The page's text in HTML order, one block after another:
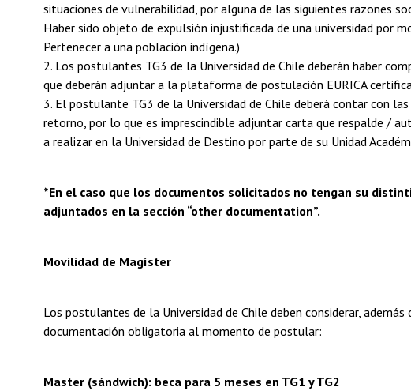
situaciones de vulnerabilidad, por alguna de las siguientes razones
Haber sido objeto de expulsión injustificada de una universidad por
Pertenecer a una población indígena.)
2. Los postulantes TG3 de la Universidad de Chile deberán haber
que deberán adjuntar a la plataforma de postulación EURICA
3. El postulante TG3 de la Universidad de Chile deberá contar con
retorno, por lo que es imprescindible adjuntar carta que respalde /
a realizar en la Universidad de Destino por parte de su Unidad
*En el caso que los documentos solicitados no tengan su
adjuntados en la sección “other documentation”.
Movilidad de Magíster
Los postulantes de la Universidad de Chile deben considerar,
documentación obligatoria al momento de postular:
Master (sándwich): beca para 5 meses en TG1 y TG2